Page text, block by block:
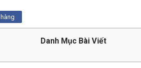
Danh Mục Bài Viết